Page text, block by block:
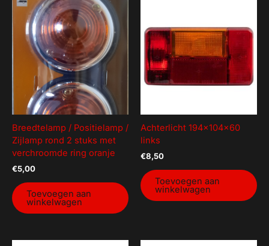
Breedtelamp / Positielamp /
Zijlamp rond 2 stuks met
verchroomde ring oranje
€5,00
Toevoegen aan
winkelwagen
Achterlicht 194x104x60
links
€8,50
Toevoegen aan
winkelwagen